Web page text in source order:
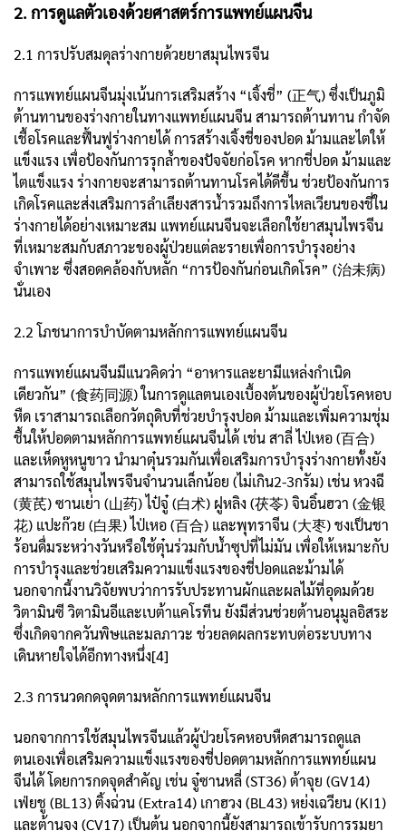
2. การดูแลตัวเองด้วยศาสตร์การแพทย์แผนจีน
2.1 การปรับสมดุลร่างกายด้วยยาสมุนไพรจีน
การแพทย์แผนจีนมุ่งเน้นการเสริมสร้าง “เจิ้งชี่” (正气) ซึ่งเป็นภูมิ
ต้านทานของร่างกายในทางแพทย์แผนจีน สามารถต้านทาน กำจัด
เชื้อโรคและฟื้นฟูร่างกายได้ การสร้างเจิ้งชี่ของปอด ม้ามและไตให้
แข็งแรง เพื่อป้องกันการรุกล้ำของปัจจัยก่อโรค หากชี่ปอด ม้ามและ
ไตแข็งแรง ร่างกายจะสามารถต้านทานโรคได้ดีขึ้น ช่วยป้องกันการ
เกิดโรคและส่งเสริมการลำเลียงสารน้ำรวมถึงการไหลเวียนของชี่ใน
ร่างกายได้อย่างเหมาะสม แพทย์แผนจีนจะเลือกใช้ยาสมุนไพรจีน
ที่เหมาะสมกับสภาวะของผู้ป่วยแต่ละรายเพื่อการบำรุงอย่าง
จำเพาะ ซึ่งสอดคล้องกับหลัก “การป้องกันก่อนเกิดโรค” (治未病)
นั่นเอง
2.2 โภชนาการบำบัดตามหลักการแพทย์แผนจีน
การแพทย์แผนจีนมีแนวคิดว่า “อาหารและยามีแหล่งกำเนิด
เดียวกัน” (食药同源) ในการดูแลตนเองเบื้องต้นของผู้ป่วยโรคหอบ
หืด เราสามารถเลือกวัตถุดิบที่ช่วยบำรุงปอด ม้ามและเพิ่มความชุ่ม
ชื้นให้ปอดตามหลักการแพทย์แผนจีนได้ เช่น สาลี่ ไป่เหอ (百合)
และเห็ดหูหนูขาว นำมาตุ๋นรวมกันเพื่อเสริมการบำรุงร่างกายทั้งยัง
สามารถใช้สมุนไพรจีนจำนวนเล็กน้อย (ไม่เกิน2-3กรัม) เช่น หวงฉี
(黄芪) ซานเย่า (山药) ไป๋จู๋ (白术) ฝูหลิง (茯苓) จินอิ๋นฮวา (金银
花) แปะก๊วย (白果) ไป่เหอ (百合) และพุทราจีน (大枣) ชงเป็นชา
ร้อนดื่มระหว่างวันหรือใช้ตุ๋นร่วมกับน้ำซุปที่ไม่มัน เพื่อให้เหมาะกับ
การบำรุงและช่วยเสริมความแข็งแรงของชี่ปอดและม้ามได้
นอกจากนี้งานวิจัยพบว่าการรับประทานผักและผลไม้ที่อุดมด้วย
วิตามินซี วิตามินอีและเบต้าแคโรทีน ยังมีส่วนช่วยต้านอนุมูลอิสระ
ซึ่งเกิดจากควันพิษและมลภาวะ ช่วยลดผลกระทบต่อระบบทาง
เดินหายใจได้อีกทางหนึ่ง[4]
2.3 การนวดกดจุดตามหลักการแพทย์แผนจีน
นอกจากการใช้สมุนไพรจีนแล้วผู้ป่วยโรคหอบหืดสามารถดูแล
ตนเองเพื่อเสริมความแข็งแรงของชี่ปอดตามหลักการแพทย์แผน
จีนได้ โดยการกดจุดสำคัญ เช่น จู๋ซานหลี่ (ST36) ต้าจุย (GV14)
เฟ่ยชู (BL13) ติ้งฉ่วน (Extra14) เกาฮวง (BL43) หย่งเฉวียน (KI1)
และต้านจง (CV17) เป็นต้น นอกจากนี้ยังสามารถเข้ารับการรมยา